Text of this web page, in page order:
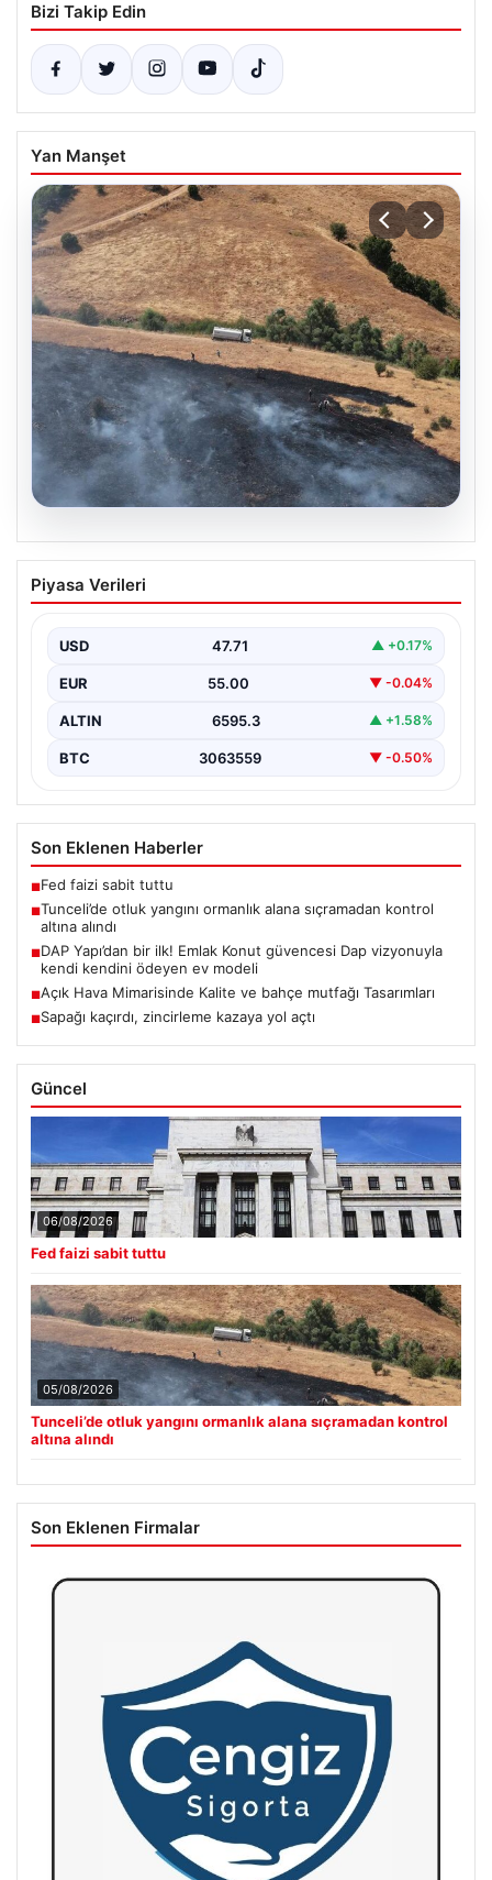
Bizi Takip Edin
Yan Manşet
Tunceli’de otluk yangını ormanlık alana
sıçramadan kontrol altına alındı
arasında bulunan otlaklık bölgede henüz
belirlenemeyen bir nedenle…
Piyasa Verileri
USD 47.71 ▲ +0.17%
EUR 55.00 ▼ -0.04%
ALTIN 6595.3 ▲ +1.58%
BTC 3063559 ▼ -0.50%
Son Eklenen Haberler
■Fed faizi sabit tuttu
■Tunceli’de otluk yangını ormanlık alana sıçramadan kontrol
altına alındı
■DAP Yapı’dan bir ilk! Emlak Konut güvencesi Dap vizyonuyla
kendi kendini ödeyen ev modeli
■Açık Hava Mimarisinde Kalite ve bahçe mutfağı Tasarımları
■Sapağı kaçırdı, zincirleme kazaya yol açtı
Güncel
06/08/2026
Fed faizi sabit tuttu
05/08/2026
Tunceli’de otluk yangını ormanlık alana sıçramadan kontrol
altına alındı
Son Eklenen Firmalar